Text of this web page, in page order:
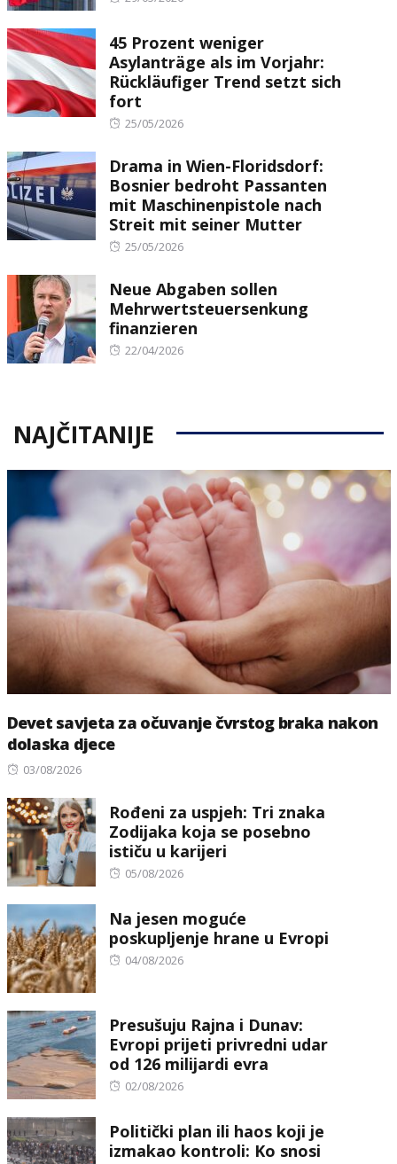
45 Prozent weniger
Asylanträge als im Vorjahr:
Rückläufiger Trend setzt sich
fort
Posted
25/05/2026
Drama in Wien-Floridsdorf:
Bosnier bedroht Passanten
mit Maschinenpistole nach
Streit mit seiner Mutter
Posted
25/05/2026
Neue Abgaben sollen
Mehrwertsteuersenkung
finanzieren
Posted
22/04/2026
NAJČITANIJE
Devet savjeta za očuvanje čvrstog braka nakon
dolaska djece
Posted
03/08/2026
Rođeni za uspjeh: Tri znaka
Zodijaka koja se posebno
ističu u karijeri
Posted
05/08/2026
Na jesen moguće
poskupljenje hrane u Evropi
Posted
04/08/2026
Presušuju Rajna i Dunav:
Evropi prijeti privredni udar
od 126 milijardi evra
Posted
02/08/2026
Politički plan ili haos koji je
izmakao kontroli: Ko snosi